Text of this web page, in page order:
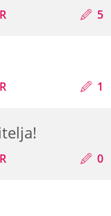
5
1
0